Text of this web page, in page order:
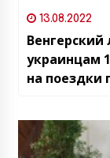
13.08.2022
Венгерский
украинцам
на поездки